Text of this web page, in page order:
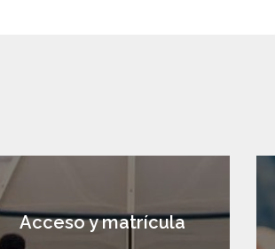
Acceso y matrícula